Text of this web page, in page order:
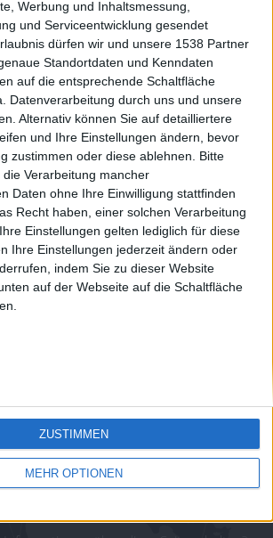
Werbung und Inhaltsmessung,
und Serviceentwicklung gesendet
dürfen wir und unsere 1538 Partner
Standortdaten und Kenndaten
auf die entsprechende Schaltfläche
Datenverarbeitung durch uns und unsere
Alternativ können Sie auf detailliertere
und Ihre Einstellungen ändern, bevor
zustimmen oder diese ablehnen.
Bitte
Verarbeitung mancher
Daten ohne Ihre Einwilligung stattfinden
Recht haben, einer solchen Verarbeitung
Einstellungen gelten lediglich für diese
Ihre Einstellungen jederzeit ändern oder
indem Sie zu dieser Website
auf der Webseite auf die Schaltfläche
MEHR OPTIONEN
ZUSTIMMEN
oder einen Fehler melden
geographie-spiele.com
geoheroes.com
lemurdelapresse.com
billets-monuments.com
noticed you’re visiting
English-speaking
country
version now and be
firsts to submit your score
our leaderboards!
visit GeoHeroes.com!